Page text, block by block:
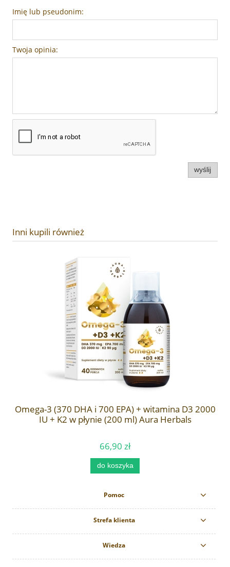
Imię lub pseudonim:
Twoja opinia:
wyślij
Inni kupili również
Omega-3 (370 DHA i 700 EPA) + witamina D3 2000
IU + K2 w płynie (200 ml) Aura Herbals
66,90 zł
do koszyka
Pomoc
Strefa klienta
Wiedza